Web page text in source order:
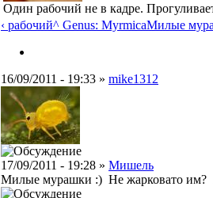
Один рабочий не в кадре.
‹ рабочий^ Genus: MyrmicaМилые
16/09/2011 - 19:33 » mike1312
17/09/2011 - 19:28 » Мишель
Милые мурашки :) Не жарковато им?